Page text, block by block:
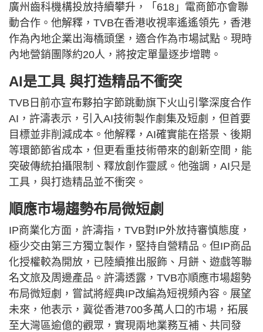
廣州齒科機構投放持續攀升，「618」電商節亦會聯
動合作。他解釋，TVB在香港收視率遙遙領先，香港
作為內地企業出海橋頭堡，適合作為市場試點。現時
內地營銷團隊約20人，將按定單量逐步增聘。
AI是工具 與打造精品不衝突
TVB日前亦宣布夥拍字節跳動旗下火山引擎深度合作
AI，許濤表示，引入AI技術製作劇集及短劇，但首要
目標並非削減成本。他解釋，AI確實能在搭景、後期
等環節節省成本，但更看重技術帶來的創新空間，能
突破傳統拍攝限制、釋放創作靈感。他強調，AI只是
工具，與打造精品並不衝突。
順應市場趨勢布局微短劇
IP商業化方面，許濤指，TVB對IP外放持審慎態度，
極少交由第三方獨立製作，堅持自營精品。但IP商品
化授權較為開放，已陸續推出服飾、月餅、遊戲等聯
名文旅及周邊產品。許濤透露，TVB亦順應市場趨勢
布局微短劇，嘗試將經典IP改編為短視頻內容。展望
未來，他表示，冀從香港700多萬人口的市場，拓展
至大灣區逾億的觀眾，實現兩地業務互補、共同發